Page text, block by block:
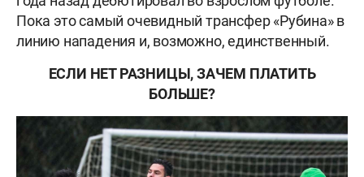
Пока это самый очевидный трансфер «Рубина» в
линию нападения и, возможно, единственный.
ЕСЛИ НЕТ РАЗНИЦЫ, ЗАЧЕМ ПЛАТИТЬ
БОЛЬШЕ?